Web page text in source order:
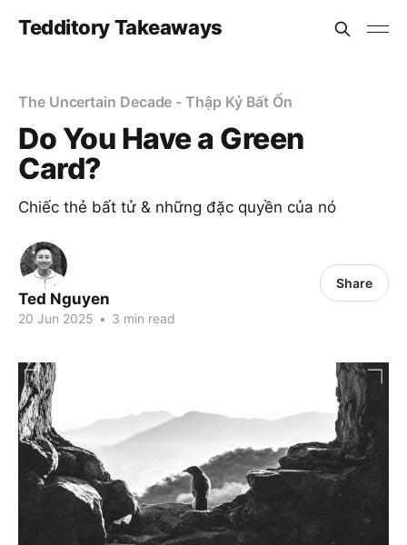
Tedditory Takeaways
The Uncertain Decade - Thập Kỷ Bất Ổn
Do You Have a Green
Card?
Chiếc thẻ bất tử & những đặc quyền của nó
Ted Nguyen
20 Jun 2025 • 3 min read
Share